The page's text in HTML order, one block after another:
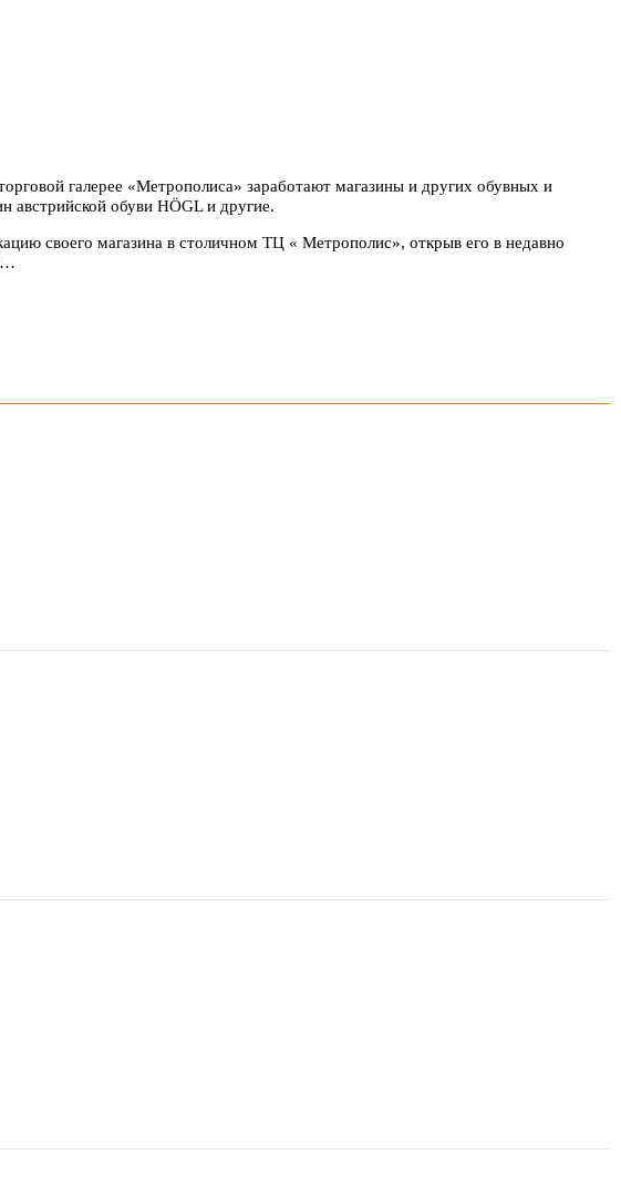
галерее «Метрополиса» заработают магазины и других обувных и
австрийской обуви HÖGL и другие.
своего магазина в столичном ТЦ « Метрополис», открыв его в недавно
раздел и условия продвижения локальных
обновить раздел для продажи продукции локальных дизайнерских
Бренды также получат маркетинговую…
обуви в 2025 году практически не увеличился
обуви практически не изменилось, зафиксировав незначительный рост
опубликованы в аналитическом вестнике «Всемирный ежегодник обуви